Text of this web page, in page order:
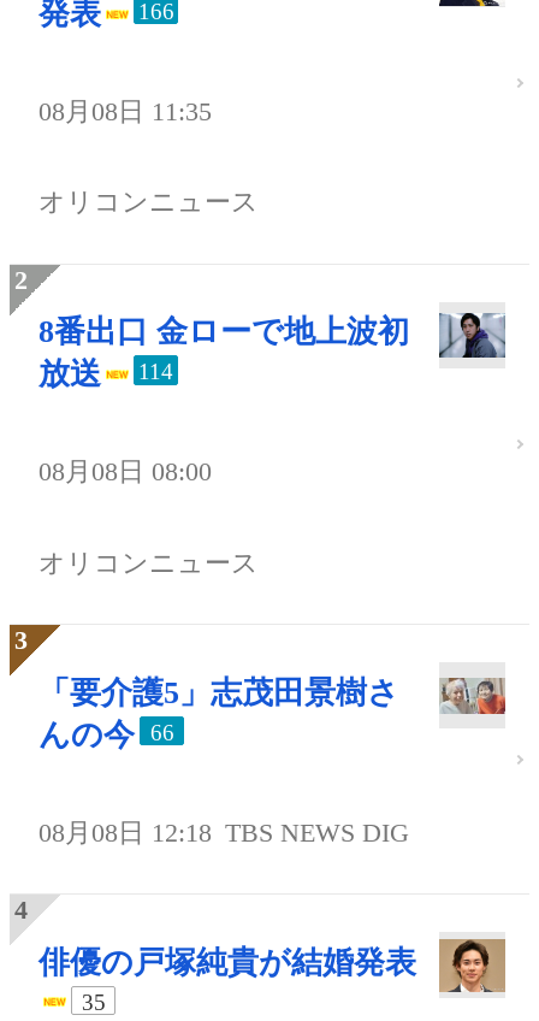
発表
166
08月08日 11:35
オリコンニュース
8番出口 金ローで地上波初
放送
114
08月08日 08:00
オリコンニュース
「要介護5」志茂田景樹さ
んの今
66
08月08日 12:18 TBS NEWS DIG
俳優の戸塚純貴が結婚発表
35